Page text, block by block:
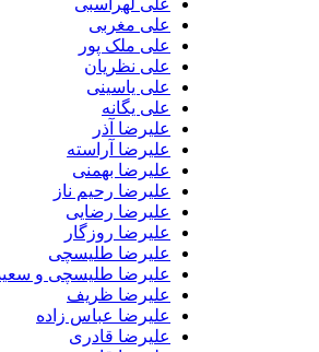
علی لهراسبی
علی مغربی
علی ملک پور
علی نظریان
علی یاسینی
علی یگانه
علیرضا آذر
علیرضا آراسته
علیرضا بهمنی
علیرضا رحیم ناز
علیرضا رضایی
علیرضا روزگار
علیرضا طلیسچی
علیرضا طلیسچی و سعید آتانی
علیرضا ظریف
علیرضا عباس زاده
علیرضا قادری